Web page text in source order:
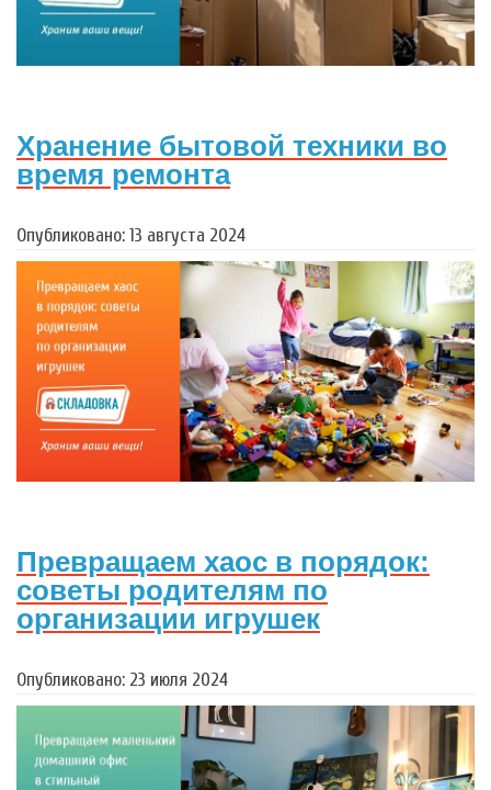
Хранение бытовой техники во
время ремонта
Опубликовано: 13 августа 2024
Превращаем хаос в порядок:
советы родителям по
организации игрушек
Опубликовано: 23 июля 2024